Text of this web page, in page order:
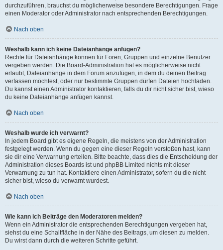
durchzuführen, brauchst du möglicherweise besondere Berechtigungen. Frage
einen Moderator oder Administrator nach entsprechenden Berechtigungen.
Nach oben
Weshalb kann ich keine Dateianhänge anfügen?
Rechte für Dateianhänge können für Foren, Gruppen und einzelne Benutzer
vergeben werden. Die Board-Administration hat es möglicherweise nicht
erlaubt, Dateianhänge in dem Forum anzufügen, in dem du deinen Beitrag
verfassen möchtest, oder nur bestimmte Gruppen dürfen Dateien hochladen.
Du kannst einen Administrator kontaktieren, falls du dir nicht sicher bist, wieso
du keine Dateianhänge anfügen kannst.
Nach oben
Weshalb wurde ich verwarnt?
In jedem Board gibt es eigene Regeln, die meistens von der Administration
festgelegt werden. Wenn du gegen eine dieser Regeln verstoßen hast, kann
sie dir eine Verwarnung erteilen. Bitte beachte, dass dies die Entscheidung der
Administration dieses Boards ist und phpBB Limited nichts mit dieser
Verwarnung zu tun hat. Kontaktiere einen Administrator, sofern du die nicht
sicher bist, wieso du verwarnt wurdest.
Nach oben
Wie kann ich Beiträge den Moderatoren melden?
Wenn ein Administrator die entsprechenden Berechtigungen vergeben hat,
siehst du eine Schaltfläche in der Nähe des Beitrags, um diesen zu melden.
Du wirst dann durch die weiteren Schritte geführt.